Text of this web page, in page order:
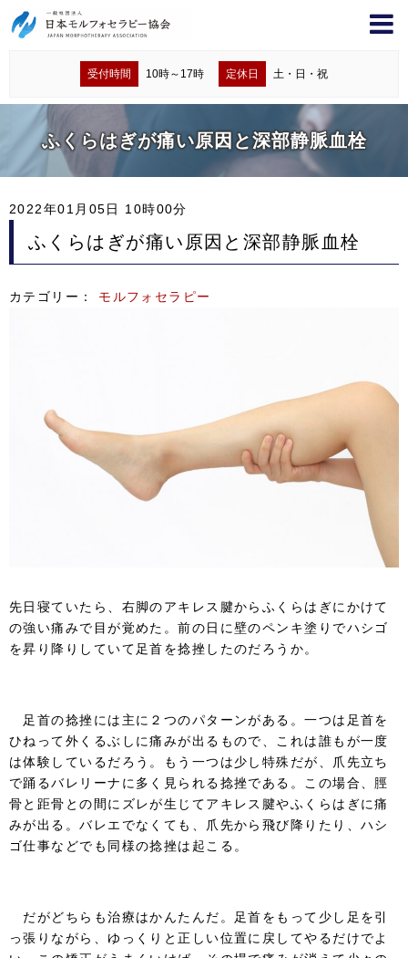
受付時間 10時～17時 定休日 土・日・祝
ふくらはぎが痛い原因と深部静脈血栓
2022年01月05日 10時00分
ふくらはぎが痛い原因と深部静脈血栓
カテゴリー： モルフォセラピー
先日寝ていたら、右脚のアキレス腱からふくらはぎにかけて
の強い痛みで目が覚めた。前の日に壁のペンキ塗りでハシゴ
を昇り降りしていて足首を捻挫したのだろうか。
足首の捻挫には主に２つのパターンがある。一つは足首を
ひねって外くるぶしに痛みが出るもので、これは誰もが一度
は体験しているだろう。もう一つは少し特殊だが、爪先立ち
で踊るバレリーナに多く見られる捻挫である。この場合、脛
骨と距骨との間にズレが生じてアキレス腱やふくらはぎに痛
みが出る。バレエでなくても、爪先から飛び降りたり、ハシ
ゴ仕事などでも同様の捻挫は起こる。
だがどちらも治療はかんたんだ。足首をもって少し足を引
っ張りながら、ゆっくりと正しい位置に戻してやるだけでよ